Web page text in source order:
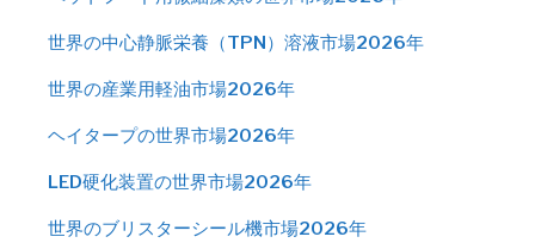
世界の中心静脈栄養（TPN）溶液市場2026年
世界の産業用軽油市場2026年
ヘイタープの世界市場2026年
LED硬化装置の世界市場2026年
世界のブリスターシール機市場2026年